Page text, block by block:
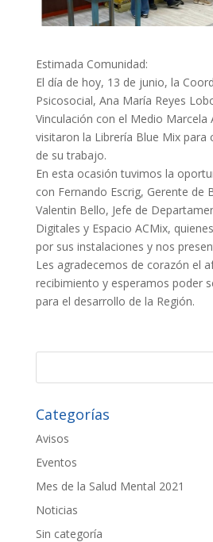
Estimada Comunidad:
El día de hoy, 13 de junio, la
Psicosocial, Ana María Reyes
Vinculación con el Medio Marcela
visitaron la Librería Blue Mix para
de su trabajo.
En esta ocasión tuvimos la
con Fernando Escrig, Gerente de
Valentin Bello, Jefe de
Digitales y Espacio ACMix,
por sus instalaciones y nos
Les agradecemos de corazón el
recibimiento y esperamos poder
para el desarrollo de la Región.
Categorías
Avisos
Eventos
Mes de la Salud Mental 2021
Noticias
Sin categoría